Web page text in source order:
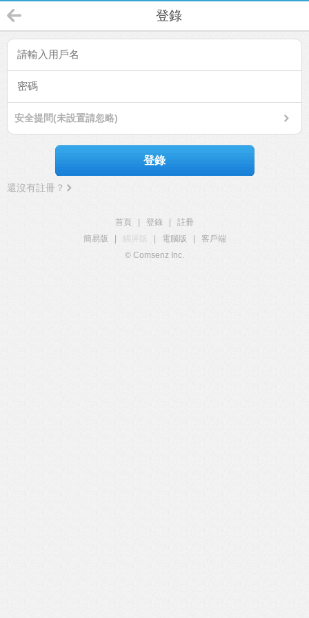
登錄
安全提問(未設置請忽略)
登錄
還沒有註冊？
首頁 登錄
註冊
簡易版
觸屏版 電腦版
客戶端
© Comsenz Inc.